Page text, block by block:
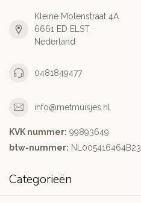
Kleine Molenstraat 4A
6661 ED ELST
Nederland
0481849477
info@metmuisjes.nl
KVK nummer: 99893649
btw-nummer: NL005416464B23
Categorieën